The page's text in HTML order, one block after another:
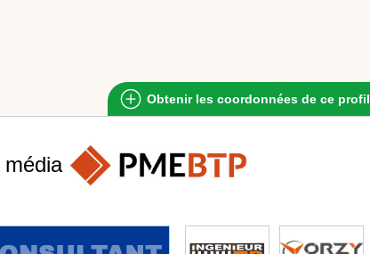
Obtenir les coordonnées de ce profil
média